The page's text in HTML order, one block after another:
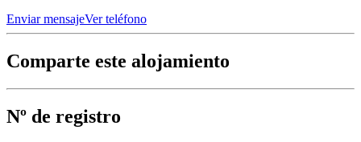
Enviar mensajeVer teléfono
Comparte este alojamiento
Nº de registro